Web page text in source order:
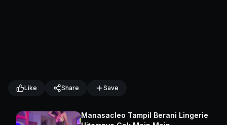
Like Share Save
Manasacleo Tampil Berani Lingerie